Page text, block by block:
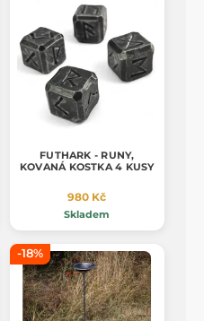
FUTHARK - RUNY,
KOVANÁ KOSTKA 4 KUSY
980 Kč
Skladem
-18%